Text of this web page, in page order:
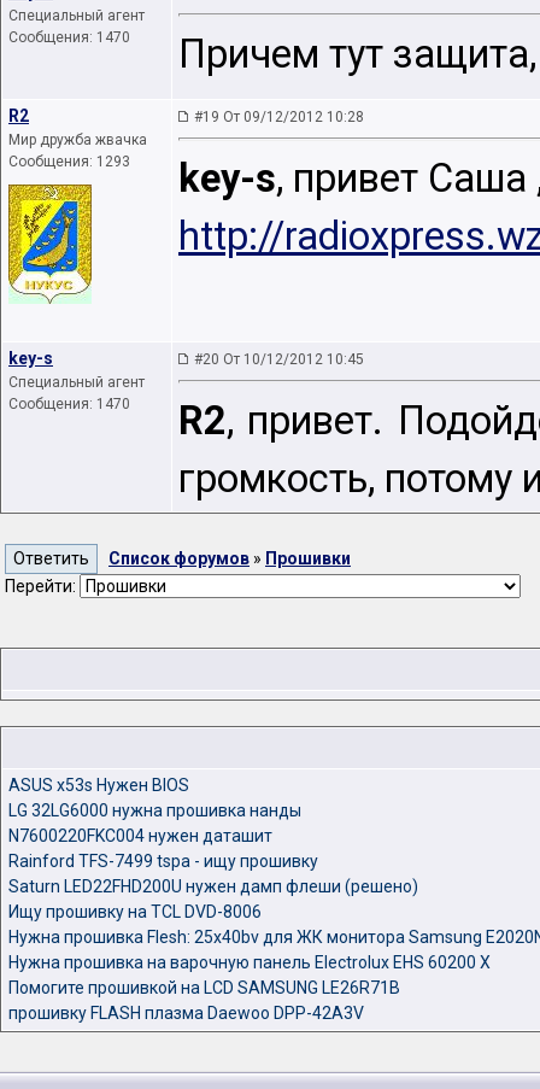
Специальный агент
Сообщения: 1470
Причем тут
R2
Мир дружба жвачка
Сообщения: 1293
#19 От 09/12/2012 10:28
key-s, привет Саша
http://
key-s
Специальный агент
Сообщения: 1470
#20 От 10/12/2012 10:45
R2, привет.
громкость, потому
Список форумов » Прошивки
Перейти:
ASUS x53s Нужен BIOS
LG 32LG6000 нужна прошивка нанды
N7600220FKC004 нужен даташит
Rainford TFS-7499 tspa - ищу прошивку
Saturn LED22FHD200U нужен дамп флеши (решено)
Ищу прошивку на TCL DVD-8006
Нужна прошивка Flesh: 25x40bv для ЖК монитора Samsung
Нужна прошивка на варочную панель Electrolux EHS 60200 X
Помогите прошивкой на LCD SAMSUNG LE26R71B
прошивку FLASH плазма Daewoo DPP-42A3V